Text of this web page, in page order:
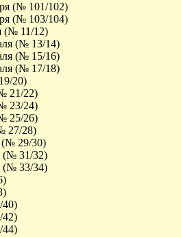
(№ 101/102)
(№ 103/104)
(№ 11/12)
(№ 13/14)
(№ 15/16)
(№ 17/18)
20)
21/22)
23/24)
25/26)
27/28)
(№ 29/30)
(№ 31/32)
(№ 33/34)
40)
42)
44)